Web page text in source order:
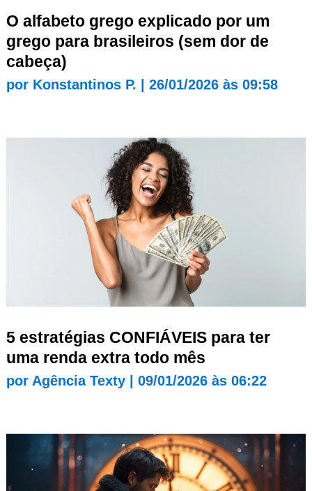
O alfabeto grego explicado por um
grego para brasileiros (sem dor de
cabeça)
por Konstantinos P. 26/01/2026 às 09:58
5 estratégias CONFIÁVEIS para ter
uma renda extra todo mês
por Agência Texty| 09/01/2026 às 06:22